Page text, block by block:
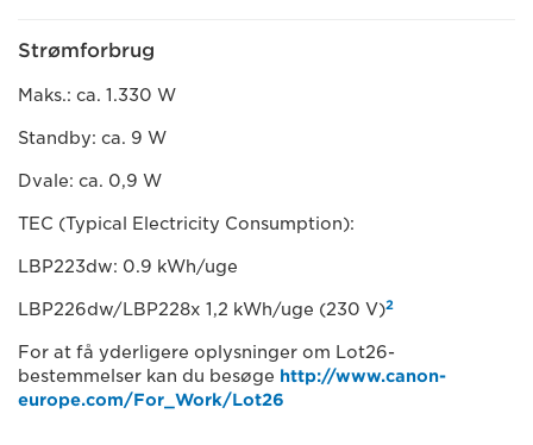
Strømforbrug
Maks.: ca. 1.330 W
Standby: ca. 9 W
Dvale: ca. 0,9 W
TEC (Typical Electricity Consumption):
LBP223dw: 0.9 kWh/uge
LBP226dw/LBP228x 1,2 kWh/uge (230 V)2
For at få yderligere oplysninger om Lot26-
bestemmelser kan du besøge http://www.canon-
europe.com/For_Work/Lot26